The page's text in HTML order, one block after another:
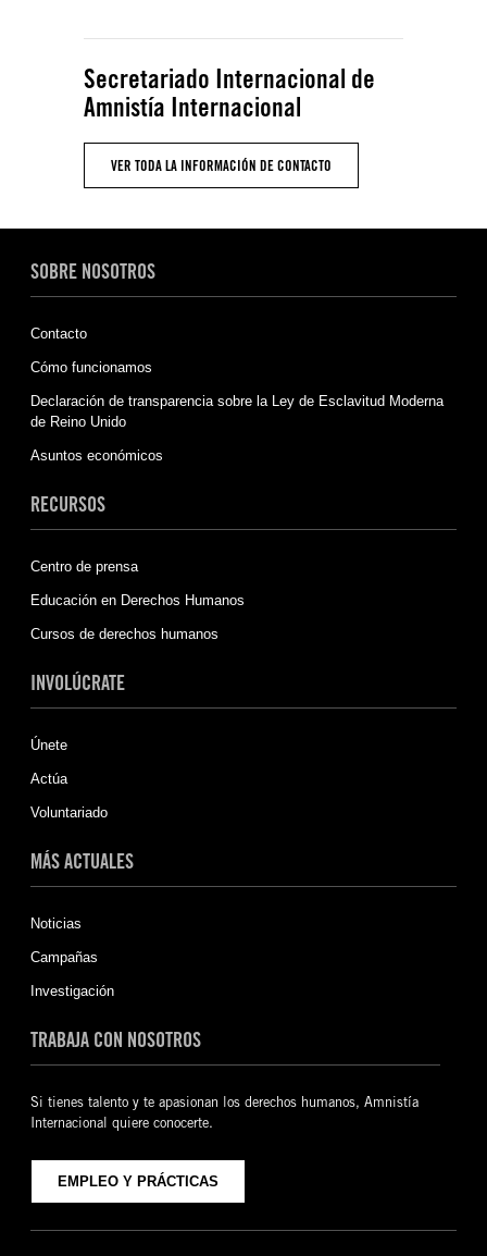
Secretariado Internacional de
Amnistía Internacional
VER TODA LA INFORMACIÓN DE CONTACTO
SOBRE NOSOTROS
Contacto
Cómo funcionamos
Declaración de transparencia sobre la Ley de Esclavitud Moderna
de Reino Unido
Asuntos económicos
RECURSOS
Centro de prensa
Educación en Derechos Humanos
Cursos de derechos humanos
INVOLÚCRATE
Únete
Actúa
Voluntariado
MÁS ACTUALES
Noticias
Campañas
Investigación
TRABAJA CON NOSOTROS
Si tienes talento y te apasionan los derechos humanos, Amnistía
Internacional quiere conocerte.
EMPLEO Y PRÁCTICAS